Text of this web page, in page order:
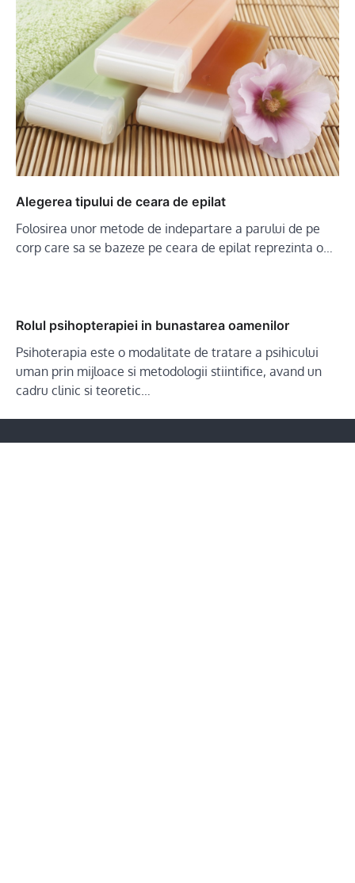
Alegerea tipului de ceara de epilat
Folosirea unor metode de indepartare a parului de pe
corp care sa se bazeze pe ceara de epilat reprezinta o…
Rolul psihopterapiei in bunastarea oamenilor
Psihoterapia este o modalitate de tratare a psihicului
uman prin mijloace si metodologii stiintifice, avand un
cadru clinic si teoretic…